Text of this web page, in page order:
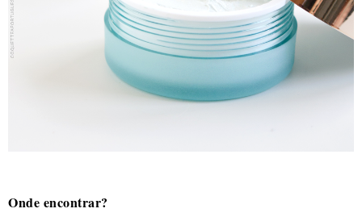
Onde encontrar?